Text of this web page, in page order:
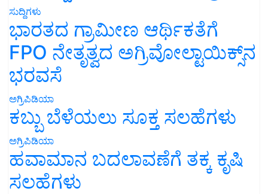
ಸುದ್ದಿಗಳು
ಭಾರತದ ಗ್ರಾಮೀಣ ಆರ್ಥಿಕತೆಗೆ
FPO ನೇತೃತ್ವದ ಅಗ್ರಿವೋಲ್ಟಾಯಿಕ್ಸ್‌ನ
ಭರವಸೆ
ಅಗ್ರಿಪಿಡಿಯಾ
ಕಬ್ಬು ಬೆಳೆಯಲು ಸೂಕ್ತ ಸಲಹೆಗಳು
ಅಗ್ರಿಪಿಡಿಯಾ
ಹವಾಮಾನ ಬದಲಾವಣೆಗೆ ತಕ್ಕ ಕೃಷಿ
ಸಲಹೆಗಳು